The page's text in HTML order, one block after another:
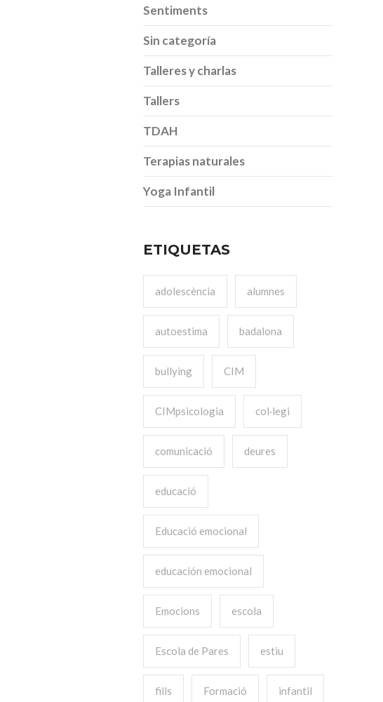
Sentiments
Sin categoría
Talleres y charlas
Tallers
TDAH
Terapias naturales
Yoga Infantil
ETIQUETAS
adolescència alumnes
autoestima badalona
bullying CIM
CIMpsicologia col·legi
comunicació deures
educació
Educació emocional
educación emocional
Emocions escola
Escola de Pares estiu
fills Formació infantil